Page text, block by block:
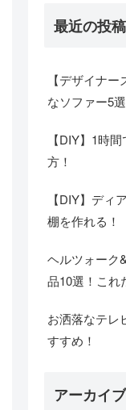
最近の投稿
【デザイナ
なソファー5選
【DIY】1時
方！
【DIY】ディ
棚を作れる！
ヘルツォーク
品10選！これ
お洒落なテレ
すすめ！
アーカイブ